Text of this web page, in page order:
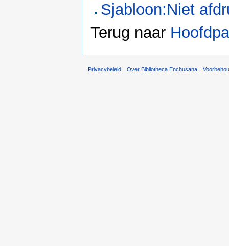
Sjabloon:Niet
Terug naar
Privacybeleid Over Bibliotheca Enchusana